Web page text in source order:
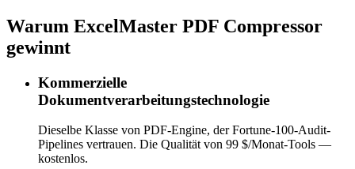
Warum ExcelMaster PDF Compressor
gewinnt
Kommerzielle
Dokumentverarbeitungstechnologie
Dieselbe Klasse von PDF-Engine, der Fortune-100-Audit-
Pipelines vertrauen. Die Qualität von 99 $/Monat-Tools —
kostenlos.